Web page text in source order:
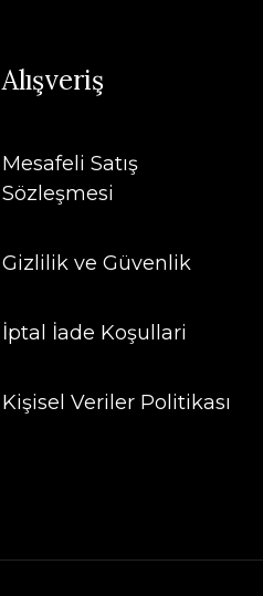
Alışveriş
Mesafeli Satış
Sözleşmesi
Gizlilik ve Güvenlik
İptal İade Koşullari
Kişisel Veriler Politikası